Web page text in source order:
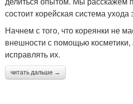
состоит корейская система ухода
Начнем с того, что кореянки не
внешности с помощью
исправлять их.
читать дальше →